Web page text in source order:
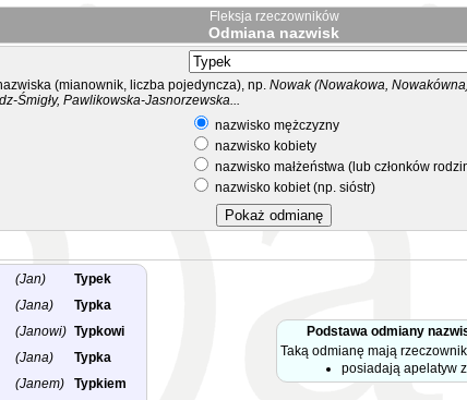
Fleksja rzeczowników
Odmiana nazwisk
(mianownik, liczba pojedyncza), np. Nowak (Nowakowa,
Śmigły, Pawlikowska-Jasnorzewska...
nazwisko mężczyzny
nazwisko kobiety
nazwisko małżeństwa (lub członków
nazwisko kobiet (np. sióstr)
(Jan)
Typek
(Jana)
Typka
(Janowi) Typkowi
(Jana)
Typka
(Janem)
Typkiem
Podstawa odmiany
Taką odmianę mają
posiadają apelatyw